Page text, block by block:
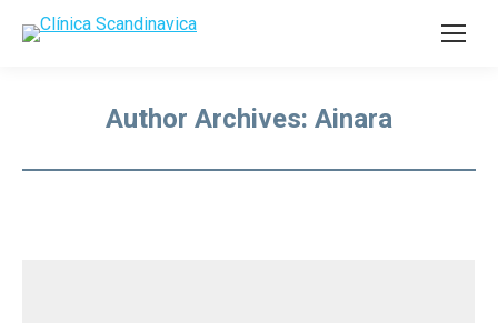
Author Archives: Ainara